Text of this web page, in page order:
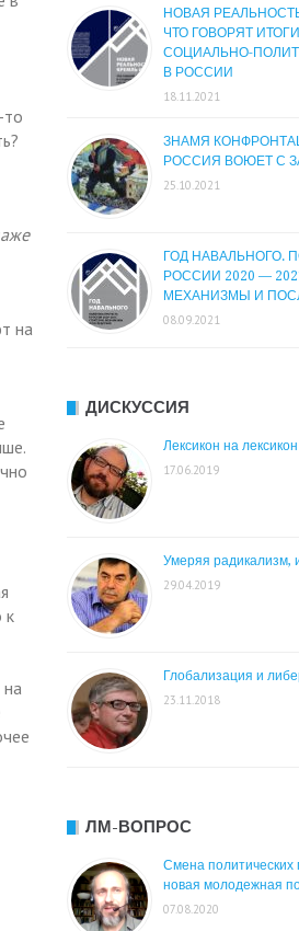
то
на
к
НОВАЯ
ЧТО ГОВОРЯТ
СОЦИАЛЬНО-
В РОССИИ
18.11.2021
ЗНАМЯ
РОССИЯ ВОЮЕТ С
25.10.2021
ГОД НАВАЛЬНОГО.
РОССИИ 2020 —
МЕХАНИЗМЫ И
08.09.2021
ДИСКУССИЯ
Лексикон на лексикон
17.06.2019
Умеряя радикализм,
29.04.2019
Глобализация и
23.11.2018
ЛМ-ВОПРОС
Смена политических
новая молодежная
07.08.2020